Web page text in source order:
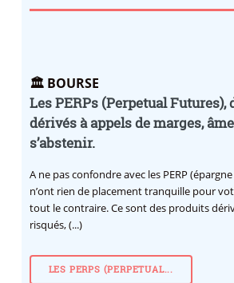
🏛️ BOURSE
Les PERPs (Perpetual Futures),
dérivés à appels de marges,
s’abstenir.
A ne pas confondre avec les PERP
n’ont rien de placement tranquille pour
tout le contraire. Ce sont des produits
risqués, (...)
LES PERPS (PERPETUAL...